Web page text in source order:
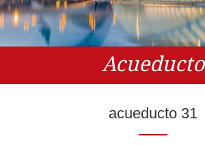
Acueducto
acueducto 31